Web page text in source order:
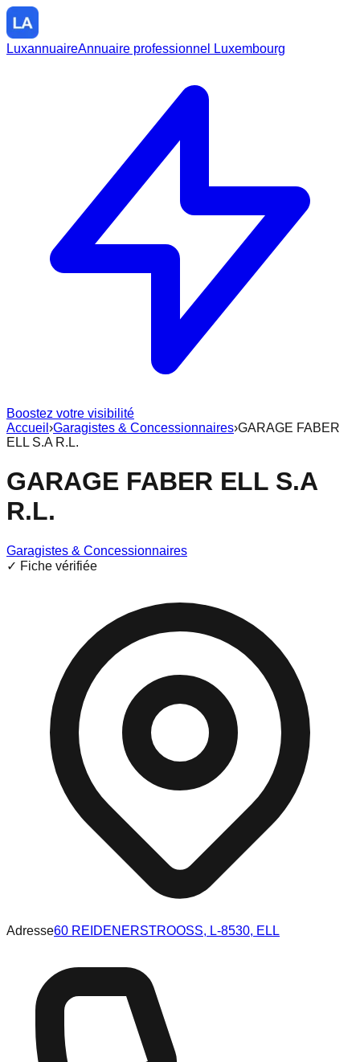
LuxannuaireAnnuaire professionnel Luxembourg
Boostez votre visibilité
Accueil ›Garagistes & Concessionnaires›GARAGE FABER
ELL S.A R.L.
GARAGE FABER ELL S.A
R.L.
Garagistes & Concessionnaires
✓ Fiche vérifiée
Adresse60 REIDENERSTROOSS, L-8530, ELL